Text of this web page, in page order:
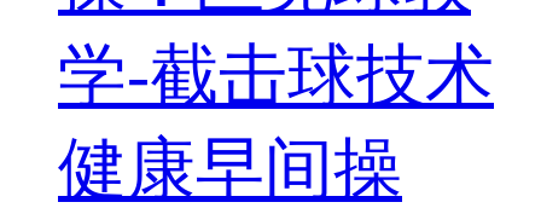
学-截击球技术
健康早间操